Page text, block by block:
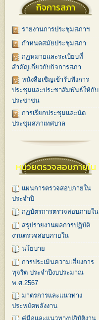
กิจการสภา
รายงานการประชุมสภาฯ
กำหนดสมัยประชุมสภา
กฏหมายและระเบียบที่
สำคัญเกี่ยวกับกิจการสภา
หนังสือเชิญเข้ารับฟังการ
ประชุมและประชาสัมพันธ์ให้กับ
ประชาชน
การเรียกประชุมและนัด
ประชุมสภาเทศบาล
หน่วยตรวจสอบภายใน
แผนการตรวจสอบภายใน
ประจำปี
กฏบัตรการตรวจสอบภายใน
สรุปรายงานผลการปฏิบัติ
งานตรวจสอบภายใน
นโยบาย
การประเมินความเสี่ยงการ
ทุจริต ประจำปีงบประมาณ
พ.ศ.2567
มาตรการและแนวทาง
ประหยัดพลังงาน
คู่มือและแนวทางปฏิบัติงาน